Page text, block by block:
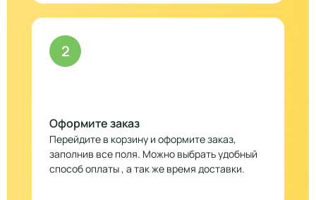
2
Оформите заказ
Перейдите в корзину и оформите заказ,
заполнив все поля. Можно выбрать удобный
способ оплаты , а так же время доставки.